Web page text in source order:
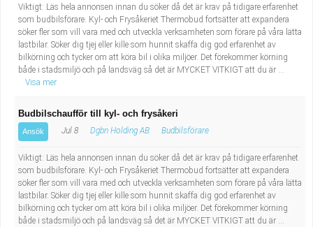
Viktigt: Läs hela annonsen innan du söker då det är krav på tidigare erfarenhet
som budbilsförare. Kyl- och Frysåkeriet Thermobud fortsätter att expandera
söker fler som vill vara med och utveckla verksamheten som förare på våra lätta
lastbilar. Söker dig tjej eller kille som hunnit skaffa dig god erfarenhet av
bilkörning och tycker om att köra bil i olika miljöer. Det förekommer körning
både i stadsmiljö och på landsväg så det är MYCKET VITKIGT att du är ...
Visa mer
Budbilschaufför till kyl- och frysåkeri
Ansök Jul 8 Dgbn Holding AB Budbilsförare
Viktigt: Läs hela annonsen innan du söker då det är krav på tidigare erfarenhet
som budbilsförare. Kyl- och Frysåkeriet Thermobud fortsätter att expandera
söker fler som vill vara med och utveckla verksamheten som förare på våra lätta
lastbilar. Söker dig tjej eller kille som hunnit skaffa dig god erfarenhet av
bilkörning och tycker om att köra bil i olika miljöer. Det förekommer körning
både i stadsmiljö och på landsväg så det är MYCKET VITKIGT att du är ...